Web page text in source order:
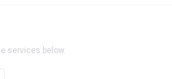
services below.